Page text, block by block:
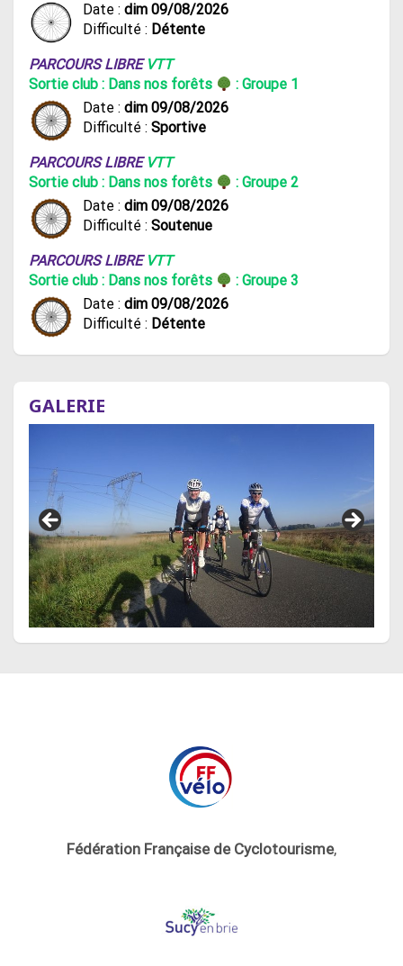
Date : dim 09/08/2026
Difficulté : Détente
PARCOURS LIBRE VTT
Sortie club : Dans nos forêts
: Groupe 1
Date : dim 09/08/2026
Difficulté : Sportive
PARCOURS LIBRE VTT
Sortie club : Dans nos forêts
: Groupe 2
Date : dim 09/08/2026
Difficulté : Soutenue
PARCOURS LIBRE VTT
Sortie club : Dans nos forêts
: Groupe 3
Date : dim 09/08/2026
Difficulté : Détente
GALERIE
Fédération Française de Cyclotourisme,